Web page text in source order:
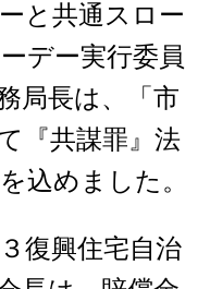
と共通スロー
デー実行委員
局長は、「市
『共謀罪』法
込めました。
復興住宅自治